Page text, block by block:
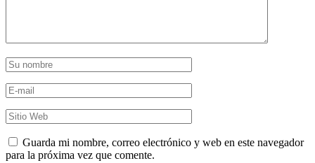
Guarda mi nombre, correo electrónico y web en este navegador
para la próxima vez que comente.